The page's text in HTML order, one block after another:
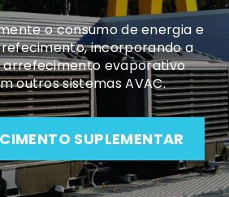
o consumo de energia e
incorporando a
arrefecimento evaporativo
outros sistemas AVAC.
SUPLEMENTAR